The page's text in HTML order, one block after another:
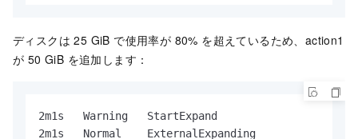
ディスクは 25 GiB で使用率が 80% を超えているため、action1
が 50 GiB を追加します：
2m1s   Warning   StartExpand
2m1s   Normal    ExternalExpanding